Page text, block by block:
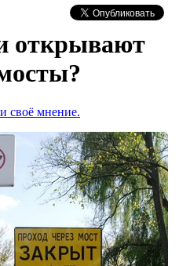
открывают
своё мнение.